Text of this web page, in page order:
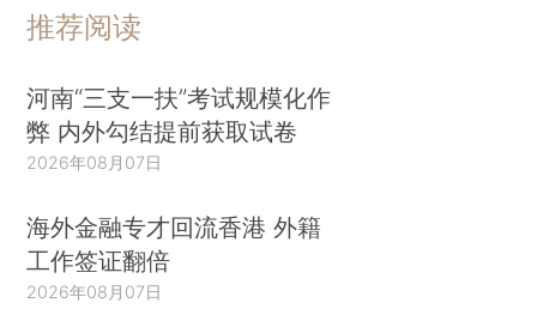
推荐阅读
河南“三支一扶”考试规模化作
弊 内外勾结提前获取试卷
2026年08月07日
海外金融专才回流香港 外籍
工作签证翻倍
2026年08月07日